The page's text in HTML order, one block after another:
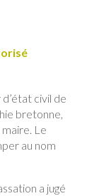
civil de
bretonne,
Le
au nom
a jugé